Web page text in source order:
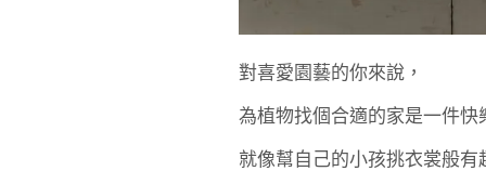
對喜愛園藝的你來說，
為植物找個合適的家是一件快
就像幫自己的小孩挑衣裳般有